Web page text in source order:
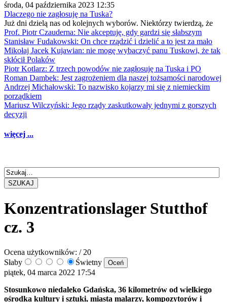
środa, 04 października 2023 12:35
Dlaczego nie zagłosuję na Tuska?
Już dni dzielą nas od kolejnych wyborów. Niektórzy twierdzą, że
Prof. Piotr Czauderna: Nie akceptuję, gdy gardzi się słabszym
Stanisław Fudakowski: On chce rządzić i dzielić a to jest za mało
Mikołaj Jacek Kujawian: nie mogę wybaczyć panu Tuskowi, że tak
skłócił Polaków
Piotr Kotlarz: Z trzech powodów nie zagłosuję na Tuska i PO
Roman Dambek: Jest zagrożeniem dla naszej tożsamości narodowej
Andrzej Michałowski: To nazwisko kojarzy mi się z niemieckim
porządkiem
Mariusz Wilczyński: Jego rządy zaskutkowały jednymi z gorszych
decyzji
więcej ...
SZUKAJ
Konzentrationslager Stutthof
cz. 3
Ocena użytkowników: / 20
Słaby
Świetny
piątek, 04 marca 2022 17:54
Stosunkowo niedaleko Gdańska, 36 kilometrów od wielkiego
ośrodka kultury i sztuki, miasta malarzy, kompozytorów i